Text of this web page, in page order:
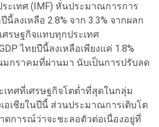
ะเทศ (IMF) หั่นประมาณการการ
นี้ลงเหลือ 2.8% จาก 3.3% จากผลก
รษฐกิจแทบทุกประเทศ
ไทยปีนี้ลงเหลือเพียงแค่ 1.8%
มกราคมที่ผ่านมา นับเป็นการปรับลด
เทศที่เศรษฐกิจโตต่ำที่สุดในกลุ่ม
อเชียในปีนี้ ส่วนประมาณการเติบโต
ดการณ์ว่าจะชะลอตัวต่อเนื่องอยู่ที่